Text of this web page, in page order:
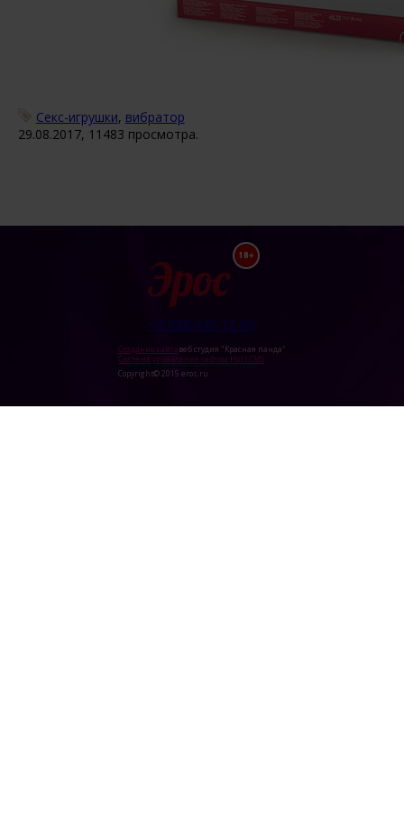
Секс-игрушки, вибратор
29.08.2017, 11483 просмотра.
Эрос 18+
Создание сайтавеб студия "Красная панда"
Система управления сайтом Host CMS
Copyright© 2015 eros.ru
+7-988-945-12-89